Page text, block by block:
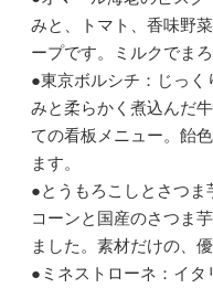
みと、トマト、香味野
ープです。ミルクでま
●東京ボルシチ：じっ
みと柔らかく煮込んだ
ての看板メニュー。飴
ます。
●とうもろこしとさつま
コーンと国産のさつま
ました。素材だけの、
●ミネストローネ：イ